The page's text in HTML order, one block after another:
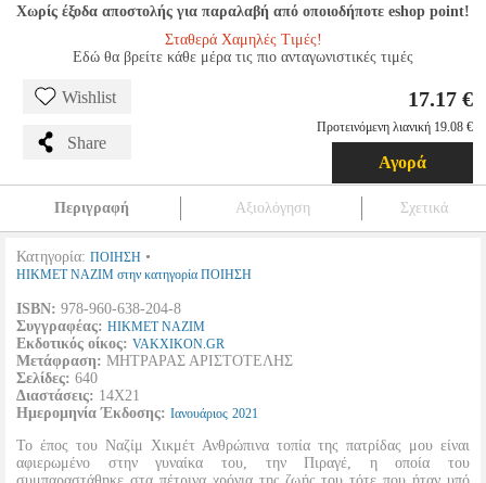
Χωρίς έξοδα αποστολής για παραλαβή από οποιοδήποτε eshop point!
Σταθερά Χαμηλές Τιμές!
Εδώ θα βρείτε κάθε μέρα τις πιο ανταγωνιστικές τιμές
Wishlist
Share
17.17 €
Προτεινόμενη λιανική 19.08 €
Αγορά
Περιγραφή Αξιολόγηση Σχετικά
Κατηγορία: ΠΟΙΗΣΗ •
HIKMET NAZIM στην κατηγορία ΠΟΙΗΣΗ
ISBN: 978-960-638-204-8
Συγγραφέας: HIKMET NAZIM
Εκδοτικός οίκος: VAKXIKON.GR
Μετάφραση: ΜΗΤΡΑΡΑΣ ΑΡΙΣΤΟΤΕΛΗΣ
Σελίδες: 640
Διαστάσεις: 14Χ21
Ημερομηνία Έκδοσης: Ιανουάριος 2021
Το έπος του Ναζίμ Χικμέτ Ανθρώπινα τοπία της πατρίδας μου είναι
αφιερωμένο στην γυναίκα του, την Πιραγέ, η οποία του